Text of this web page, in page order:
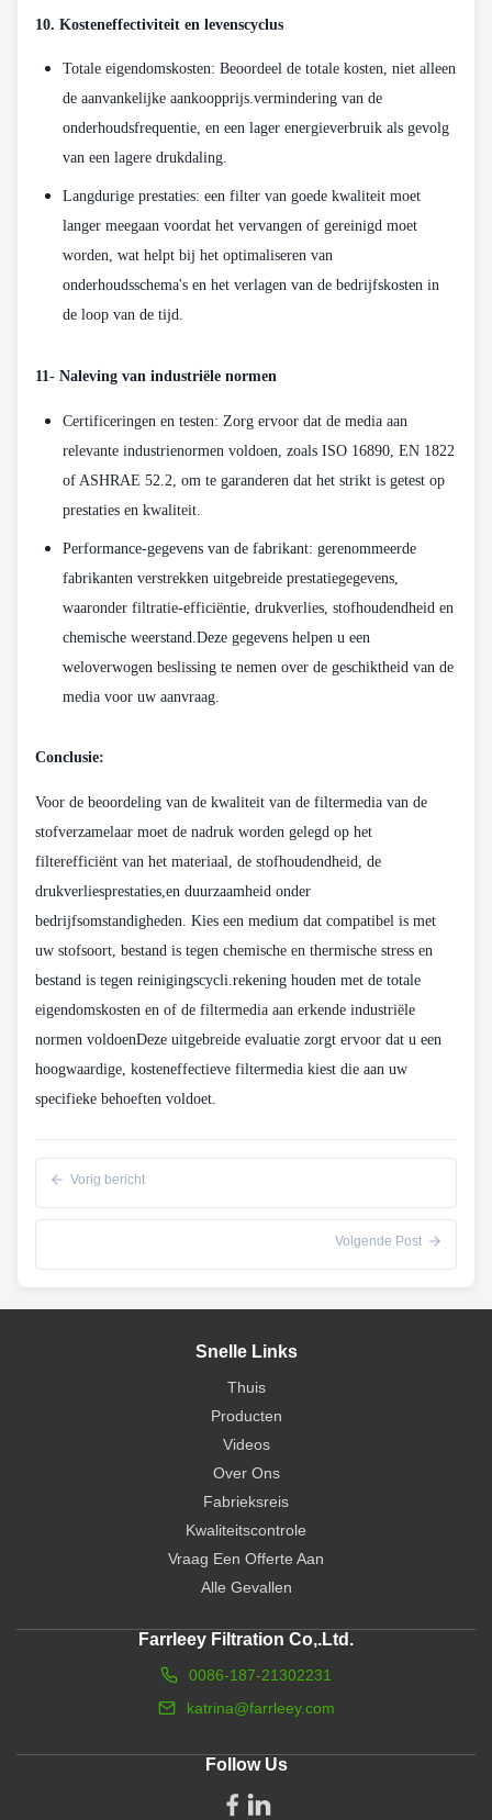
10. Kosteneffectiviteit en levenscyclus
Totale eigendomskosten: Beoordeel de totale kosten, niet alleen
de aanvankelijke aankoopprijs.vermindering van de
onderhoudsfrequentie, en een lager energieverbruik als gevolg
van een lagere drukdaling.
Langdurige prestaties: een filter van goede kwaliteit moet
langer meegaan voordat het vervangen of gereinigd moet
worden, wat helpt bij het optimaliseren van
onderhoudsschema's en het verlagen van de bedrijfskosten in
de loop van de tijd.
11- Naleving van industriële normen
Certificeringen en testen: Zorg ervoor dat de media aan
relevante industrienormen voldoen, zoals ISO 16890, EN 1822
of ASHRAE 52.2, om te garanderen dat het strikt is getest op
prestaties en kwaliteit.
Performance-gegevens van de fabrikant: gerenommeerde
fabrikanten verstrekken uitgebreide prestatiegegevens,
waaronder filtratie-efficiëntie, drukverlies, stofhoudendheid en
chemische weerstand.Deze gegevens helpen u een
weloverwogen beslissing te nemen over de geschiktheid van de
media voor uw aanvraag.
Conclusie:
Voor de beoordeling van de kwaliteit van de filtermedia van de
stofverzamelaar moet de nadruk worden gelegd op het
filterefficiënt van het materiaal, de stofhoudendheid, de
drukverliesprestaties,en duurzaamheid onder
bedrijfsomstandigheden. Kies een medium dat compatibel is met
uw stofsoort, bestand is tegen chemische en thermische stress en
bestand is tegen reinigingscycli.rekening houden met de totale
eigendomskosten en of de filtermedia aan erkende industriële
normen voldoenDeze uitgebreide evaluatie zorgt ervoor dat u een
hoogwaardige, kosteneffectieve filtermedia kiest die aan uw
specifieke behoeften voldoet.
Vorig bericht
Volgende Post
Snelle Links
Thuis
Producten
Videos
Over Ons
Fabrieksreis
Kwaliteitscontrole
Vraag Een Offerte Aan
Alle Gevallen
Farrleey Filtration Co,.Ltd.
0086-187-21302231
katrina@farrleey.com
Follow Us